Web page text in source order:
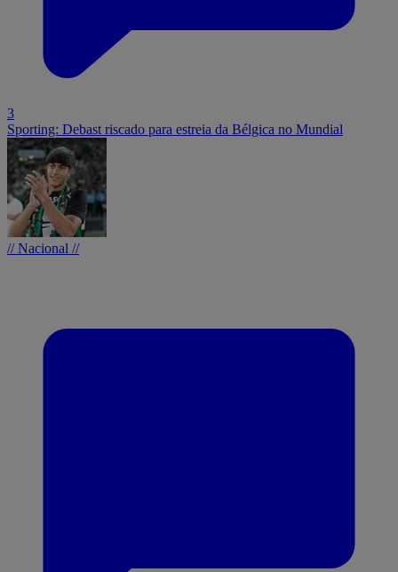
3
Sporting: Debast riscado para estreia da Bélgica no Mundial
// Nacional //